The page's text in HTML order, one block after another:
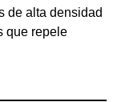
de alta densidad
que repele